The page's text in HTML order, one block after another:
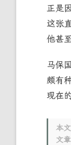
正是
这张
他甚
马保
颇有
现在
本文
文